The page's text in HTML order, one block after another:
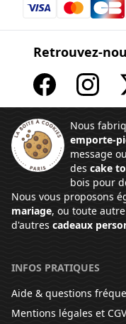
Retrouvez-
Nous
emporte-
message
des cake
bois pour
Nous vous proposons
mariage, ou toute
d'autres cadeaux
INFOS PRATIQUES
Aide & questions
Mentions légales et CGV